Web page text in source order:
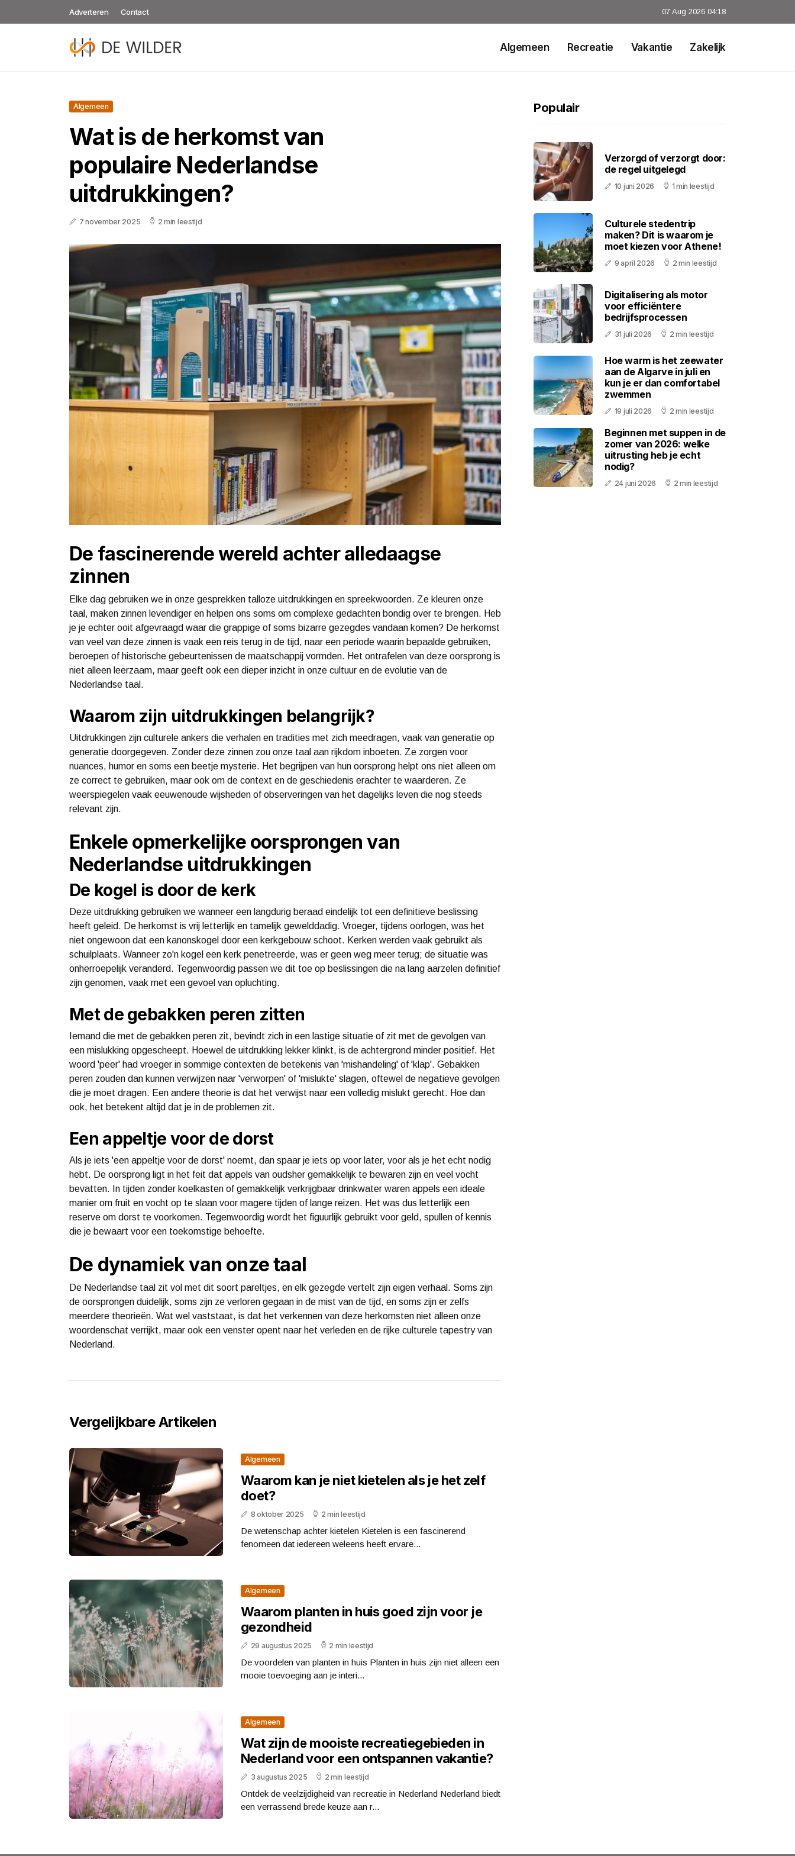
Adverteren Contact 07 Aug 2026 04:18
Algemeen Recreatie Vakantie Zakelijk
Algemeen
Wat is de herkomst van
populaire Nederlandse
uitdrukkingen?
7 november 2025 2 min leestijd
De fascinerende wereld achter alledaagse
zinnen
Elke dag gebruiken we in onze gesprekken talloze uitdrukkingen en spreekwoorden. Ze kleuren onze
taal, maken zinnen levendiger en helpen ons soms om complexe gedachten bondig over te brengen. Heb
je je echter ooit afgevraagd waar die grappige of soms bizarre gezegdes vandaan komen? De herkomst
van veel van deze zinnen is vaak een reis terug in de tijd, naar een periode waarin bepaalde gebruiken,
beroepen of historische gebeurtenissen de maatschappij vormden. Het ontrafelen van deze oorsprong is
niet alleen leerzaam, maar geeft ook een dieper inzicht in onze cultuur en de evolutie van de
Nederlandse taal.
Waarom zijn uitdrukkingen belangrijk?
Uitdrukkingen zijn culturele ankers die verhalen en tradities met zich meedragen, vaak van generatie op
generatie doorgegeven. Zonder deze zinnen zou onze taal aan rijkdom inboeten. Ze zorgen voor
nuances, humor en soms een beetje mysterie. Het begrijpen van hun oorsprong helpt ons niet alleen om
ze correct te gebruiken, maar ook om de context en de geschiedenis erachter te waarderen. Ze
weerspiegelen vaak eeuwenoude wijsheden of observeringen van het dagelijks leven die nog steeds
relevant zijn.
Enkele opmerkelijke oorsprongen van
Nederlandse uitdrukkingen
De kogel is door de kerk
Deze uitdrukking gebruiken we wanneer een langdurig beraad eindelijk tot een definitieve beslissing
heeft geleid. De herkomst is vrij letterlijk en tamelijk gewelddadig. Vroeger, tijdens oorlogen, was het
niet ongewoon dat een kanonskogel door een kerkgebouw schoot. Kerken werden vaak gebruikt als
schuilplaats. Wanneer zo'n kogel een kerk penetreerde, was er geen weg meer terug; de situatie was
onherroepelijk veranderd. Tegenwoordig passen we dit toe op beslissingen die na lang aarzelen definitief
zijn genomen, vaak met een gevoel van opluchting.
Met de gebakken peren zitten
Iemand die met de gebakken peren zit, bevindt zich in een lastige situatie of zit met de gevolgen van
een mislukking opgescheept. Hoewel de uitdrukking lekker klinkt, is de achtergrond minder positief. Het
woord 'peer' had vroeger in sommige contexten de betekenis van 'mishandeling' of 'klap'. Gebakken
peren zouden dan kunnen verwijzen naar 'verworpen' of 'mislukte' slagen, oftewel de negatieve gevolgen
die je moet dragen. Een andere theorie is dat het verwijst naar een volledig mislukt gerecht. Hoe dan
ook, het betekent altijd dat je in de problemen zit.
Een appeltje voor de dorst
Als je iets 'een appeltje voor de dorst' noemt, dan spaar je iets op voor later, voor als je het echt nodig
hebt. De oorsprong ligt in het feit dat appels van oudsher gemakkelijk te bewaren zijn en veel vocht
bevatten. In tijden zonder koelkasten of gemakkelijk verkrijgbaar drinkwater waren appels een ideale
manier om fruit en vocht op te slaan voor magere tijden of lange reizen. Het was dus letterlijk een
reserve om dorst te voorkomen. Tegenwoordig wordt het figuurlijk gebruikt voor geld, spullen of kennis
die je bewaart voor een toekomstige behoefte.
De dynamiek van onze taal
De Nederlandse taal zit vol met dit soort pareltjes, en elk gezegde vertelt zijn eigen verhaal. Soms zijn
de oorsprongen duidelijk, soms zijn ze verloren gegaan in de mist van de tijd, en soms zijn er zelfs
meerdere theorieën. Wat wel vaststaat, is dat het verkennen van deze herkomsten niet alleen onze
woordenschat verrijkt, maar ook een venster opent naar het verleden en de rijke culturele tapestry van
Nederland.
Vergelijkbare Artikelen
Algemeen
Waarom kan je niet kietelen als je het zelf
doet?
8 oktober 2025 2 min leestijd
De wetenschap achter kietelen Kietelen is een fascinerend
fenomeen dat iedereen weleens heeft ervare...
Algemeen
Waarom planten in huis goed zijn voor je
gezondheid
29 augustus 2025 2 min leestijd
De voordelen van planten in huis Planten in huis zijn niet alleen een
mooie toevoeging aan je interi...
Algemeen
Wat zijn de mooiste recreatiegebieden in
Nederland voor een ontspannen vakantie?
3 augustus 2025 2 min leestijd
Ontdek de veelzijdigheid van recreatie in Nederland Nederland biedt
een verrassend brede keuze aan r...
Populair
Verzorgd of verzorgt door:
de regel uitgelegd
10 juni 2026 1 min leestijd
Culturele stedentrip
maken? Dit is waarom je
moet kiezen voor Athene!
9 april 2026 2 min leestijd
Digitalisering als motor
voor efficiëntere
bedrijfsprocessen
31 juli 2026 2 min leestijd
Hoe warm is het zeewater
aan de Algarve in juli en
kun je er dan comfortabel
zwemmen
19 juli 2026 2 min leestijd
Beginnen met suppen in de
zomer van 2026: welke
uitrusting heb je echt
nodig?
24 juni 2026 2 min leestijd